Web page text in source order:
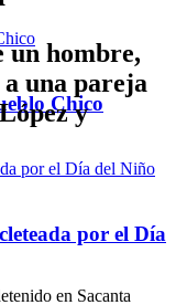
Chico
por el Día
un hombre,
una pareja
y